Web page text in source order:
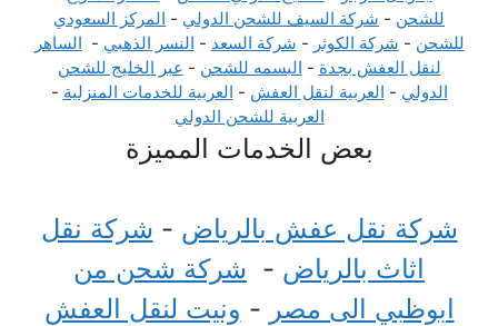
للشحن - شركة السيف للشحن الدولي - المركز السعودي
للشحن - شركة الكوثر - شركة السعد - النسر الذهبي - الساهر
لنقل العفش بجدة - البسمه للشحن - عبر الخليج للشحن
الدولي - العربية لنقل العفش - العربية للخدمات المنزلية -
العربية للشحن الدولي
بعض الخدمات المميزة
شركة نقل عفش بالرياض - شركة نقل
اثاث بالرياض - شركة شحن من
ابوظبي الى مصر - ونيت لنقل العفش